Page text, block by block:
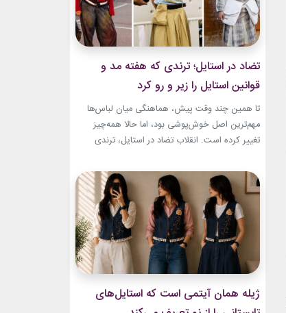
تضاد در استایل؛ ترندی که هفته مد و
قوانین استایل را زیر و رو کرد
تا همین چند وقت پیش، هماهنگی میان لباس‌ها
مهم‌ترین اصل خوش‌پوشی بود، اما حالا همه‌چیز
تغییر کرده است. انقلاب تضاد در استایل، ترندی
و بسیاری از رسانه‌های معتبر مد از آن به‌عنوان یکی از
مهم‌ترین نوآوری‌های دنیای فشن یاد می‌کنند. این
رویکرد، قرار نیست فقط یک...
ژیله همان آیتمی است که استایل‌های